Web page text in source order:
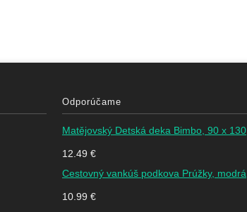
Odporúčame
Matějovský Detská deka Bimbo, 90 x 130 cm
12.49 €
Cestovný vankúš podkova Prúžky, modrá
10.99 €